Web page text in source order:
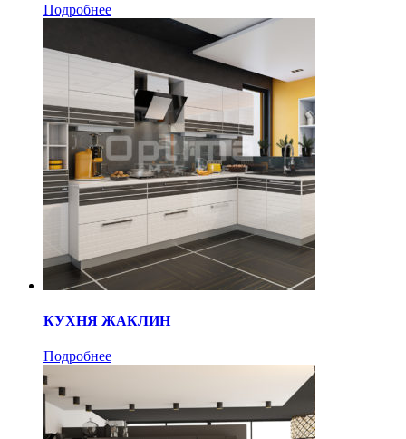
Подробнее
КУХНЯ ЖАКЛИН
Подробнее